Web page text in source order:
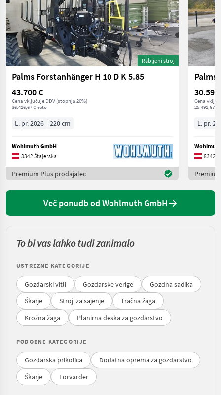
Rabljeni stroj
Palms Forstanhänger H 10 D K 5.85
43.700 €
Cena vključuje DDV (stopnja 20%)
36.416,67 € neto
L. pr. 2026 220 cm
Wohlmuth GmbH
8342 Štajerska
Premium Plus prodajalec
Palms
30.590
Cena
25.491,67 €
L. pr.
8342
Več ponudb od Wohlmuth GmbH
To bi vas lahko tudi zanimalo
USTREZNE KATEGORIJE
Gozdarski vitli Gozdarske verige
Gozdna sadika
Škarje
Stroji za sajenje
Tračna žaga
Krožna žaga
Planirna deska za gozdarstvo
PODOBNE KATEGORIJE
Gozdarska prikolica
Dodatna oprema za gozdarstvo
Škarje
Forvarder